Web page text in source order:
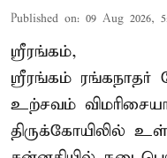
Published on: 09 Aug 2026,
ஸ்ரீரங்கம்,
ஸ்ரீரங்கம் ரங்கநாதர்
உற்சவம்
திருக்கோயிலில்